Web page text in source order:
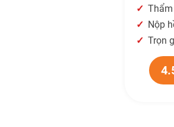
Nộp
Trọn